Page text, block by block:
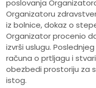
poslovanja
Organizatoru
iz bolnice, dokaz o
Organizator procenio
izvrši uslugu.
računa o prtljagu i
obezbedi prostoriju za
istog.